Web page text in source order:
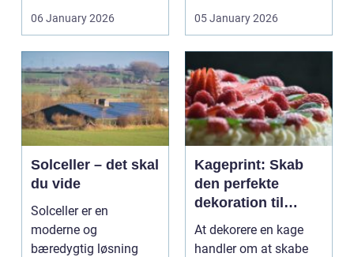
Alligevel oplever
mange virks...
06 January 2026 05 January 2026
Solceller – det skal
du vide
Solceller er en
moderne og
bæredygtig løsning
Kageprint: Skab
den perfekte
dekoration til
enhver
begivenhed
At dekorere en kage
handler om at skabe